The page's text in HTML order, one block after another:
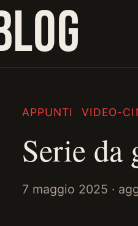
APPUNTI VIDEO-
Serie da
7 maggio 2025 ·